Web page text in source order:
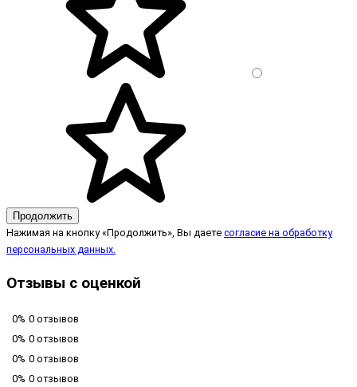
Продолжить
Нажимая на кнопку «Продолжить», Вы даете согласие на обработку
персональных данных.
Отзывы с оценкой
0% 0 отзывов
0% 0 отзывов
0% 0 отзывов
0% 0 отзывов